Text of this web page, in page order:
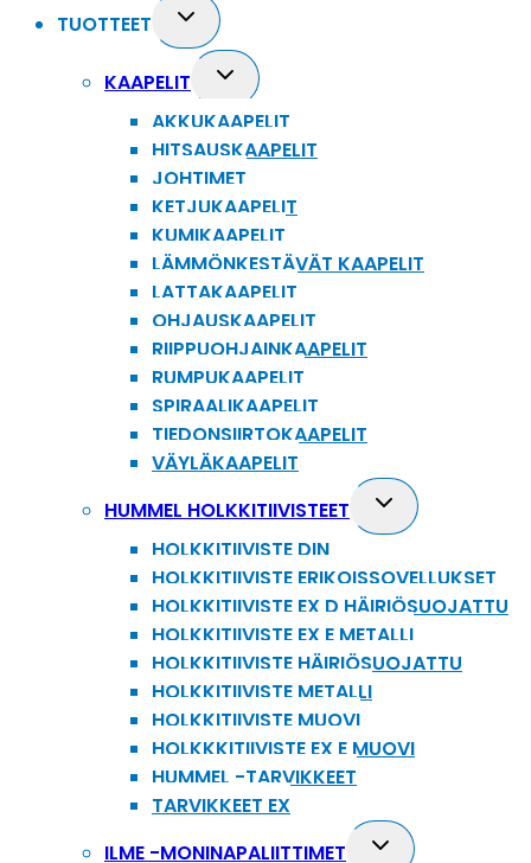
TUOTTEET
Toggle
child
menu
KAAPELIT
Toggle
child
menu
AKKUKAAPELIT
HITSAUSKAAPELIT
JOHTIMET
KETJUKAAPELIT
KUMIKAAPELIT
LÄMMÖNKESTÄVÄT KAAPELIT
LATTAKAAPELIT
OHJAUSKAAPELIT
RIIPPUOHJAINKAAPELIT
RUMPUKAAPELIT
SPIRAALIKAAPELIT
TIEDONSIIRTOKAAPELIT
VÄYLÄKAAPELIT
HUMMEL HOLKKITIIVISTEET
Toggle
child
HOLKKITIIVISTE DIN
HOLKKITIIVISTE ERIKOISSOVELLUKSET
HOLKKITIIVISTE EX D HÄIRIÖSUOJATTU
HOLKKITIIVISTE EX E METALLI
HOLKKITIIVISTE HÄIRIÖSUOJATTU
HOLKKITIIVISTE METALLI
HOLKKITIIVISTE MUOVI
HOLKKKITIIVISTE EX E MUOVI
HUMMEL -TARVIKKEET
TARVIKKEET EX
ILME -MONINAPALIITTIMET
Toggle